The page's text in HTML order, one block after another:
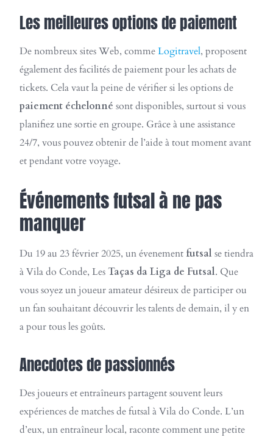
Les meilleures options de paiement
De nombreux sites Web, commeLogitravel, proposent
également des facilités de paiement pour les achats de
tickets. Cela vaut la peine de vérifier si les options de
paiement échelonné sont disponibles, surtout si vous
planifiez une sortie en groupe. Grâce à une assistance
24/7, vous pouvez obtenir de l’aide à tout moment avant
et pendant votre voyage.
Événements futsal à ne pas
manquer
Du 19 au 23 février 2025, un évenement futsal se tiendra
à Vila do Conde, LesTaças da Liga de Futsal. Que
vous soyez un joueur amateur désireux de participer ou
un fan souhaitant découvrir les talents de demain, il y en
a pour tous les goûts.
Anecdotes de passionnés
Des joueurs et entraîneurs partagent souvent leurs
expériences de matches de futsal à Vila do Conde. L’un
d’eux, un entraîneur local, raconte comment une petite